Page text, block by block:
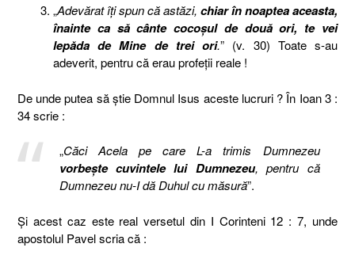
„Adevărat îţi spun că astăzi, chiar în noaptea aceasta,
înainte ca să cânte cocoşul de două ori, te vei
lepăda de Mine de trei ori.” (v. 30) Toate s-au
adeverit, pentru că erau profeţii reale !
De unde putea să ştie Domnul Isus aceste lucruri ? În Ioan 3 :
34 scrie :
„Căci Acela pe care L-a trimis Dumnezeu
vorbeşte cuvintele lui Dumnezeu, pentru că
Dumnezeu nu-I dă Duhul cu măsură”.
Şi acest caz este real versetul din I Corinteni 12 : 7, unde
apostolul Pavel scria că :